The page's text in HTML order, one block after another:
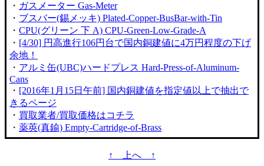
・ ガスメーター Gas-Meter
・ ブスバー(錫メッキ) Plated-Copper-BusBar-with-Tin
・ CPU(グリーン 下 A) CPU-Green-Low-Grade-A
・ [4/30] 円高進行106円台で国内銅建値に4万円程度の下げ
余地！
・ アルミ缶(UBC)ハードプレス Hard-Press-of-Aluminum-
Cans
・ [2016年1月15日午前] 国内銅建値を指定値以上で抽出で
きるページ
・ 買取業者/買取価格はコチラ
・ 薬莢(真鍮) Empty-Cartridge-of-Brass
↑ 上へ ↑